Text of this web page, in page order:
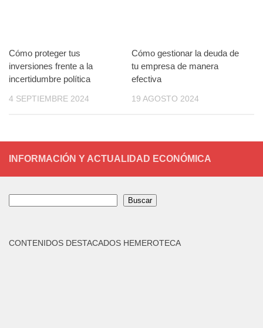
Cómo proteger tus
inversiones frente a la
incertidumbre política
4 SEPTIEMBRE 2024
Cómo gestionar la deuda de
tu empresa de manera
efectiva
19 AGOSTO 2024
INFORMACIÓN Y ACTUALIDAD ECONÓMICA
Buscar
CONTENIDOS DESTACADOS HEMEROTECA